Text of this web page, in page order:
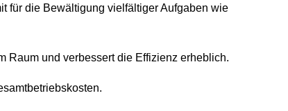
für die Bewältigung vielfältiger Aufgaben wie
Raum und verbessert die Effizienz erheblich.